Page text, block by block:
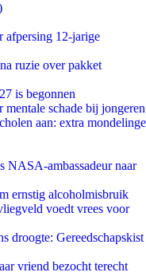
afpersing 12-jarige
ruzie over pakket
is begonnen
schade bij jongeren
aan: extra mondelinge
NASA-ambassadeur naar
ernstig alcoholmisbruik
voedt vrees voor
droogte: Gereedschapskist
vriend bezocht terecht